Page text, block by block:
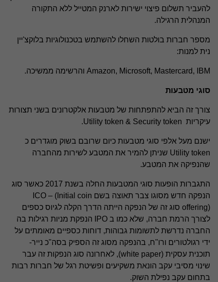
להעביר תשלום פיצוי ישירות לארנק המטייל ללא התקורה
המנהלית הרגילה.
מספר חברות בולטות השחלו להשתמש בטכנולוגיות בלוקצ'יין
נית למנות:
Amazon, Microsoft, Mastercard, IBM והרשימה ממשיכה.
סוגי מטבעות
צורך זה הביא להתפתחות של מטבעות אלקטרונים בשני תצורות
עיקריות Utility token & Security token.
ישנם מעל אלפי סוגי מטבעות כיום שרובם בשוק מוגדרים כ
Utility token שניתן להמיר את המטבע לשירות מהחברה
שהנפיקה את המטבע.
התגברות הופעות סוגי המטבעות החלה בשנת 2017 כאשר סוג
הנפקה חדש מסוגו צבר תאוצה בשם ICO – (Initial coin
offering) סוג זה של הנפקה הייתה הדרך הקלה לגיוס כספים
לצורך הרמת חברה, שלא כמו ב IPO הנפקת מניות רגילות בה
החברה נדרשת לתשומות גבוהות, דוחות כספיים מאומתים על
ידי רגולטורים ורו"ח, בהנפקה מסוג זה הספיק בסה"כ נייר-
תוכנית עסקית (white paper), לאחרונה סוג הנפקות זה עבר
שינוי מסיבי עקב הונאת משקיעים ופשיטת רגל של חברות רבות
בתחום עקב נפילת השוק.